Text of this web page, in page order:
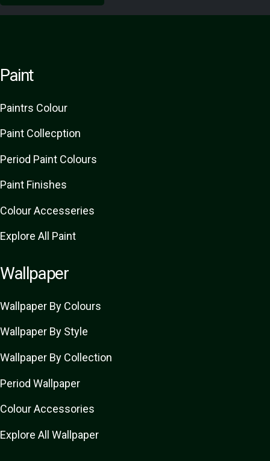
Paint
Paintrs Colour
Paint Collecption
Period Paint Colours
Paint Finishes
Colour Accesseries
Explore All Paint
Wallpaper
Wallpaper By Colours
Wallpaper By Style
Wallpaper By Collection
Period Wallpaper
Colour Accessories
Explore All Wallpaper